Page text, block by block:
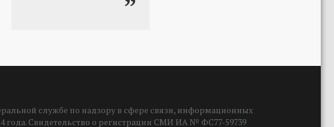
службе по надзору в сфере связи, информационных
года. Свидетельство о регистрации СМИ ИА № ФС77-59739